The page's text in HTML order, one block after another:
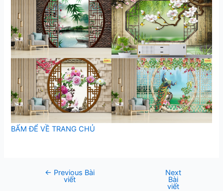
BẤM ĐỂ VỀ TRANG CHỦ
← Previous Bài
viết
Next
Bài
viết